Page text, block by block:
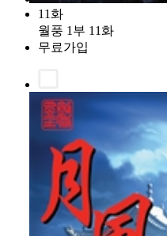
11화
월풍 1부 11화
무료가입